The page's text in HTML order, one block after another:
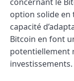
option solide en
capacité
Bitcoin en font
potentiellement
investissements.